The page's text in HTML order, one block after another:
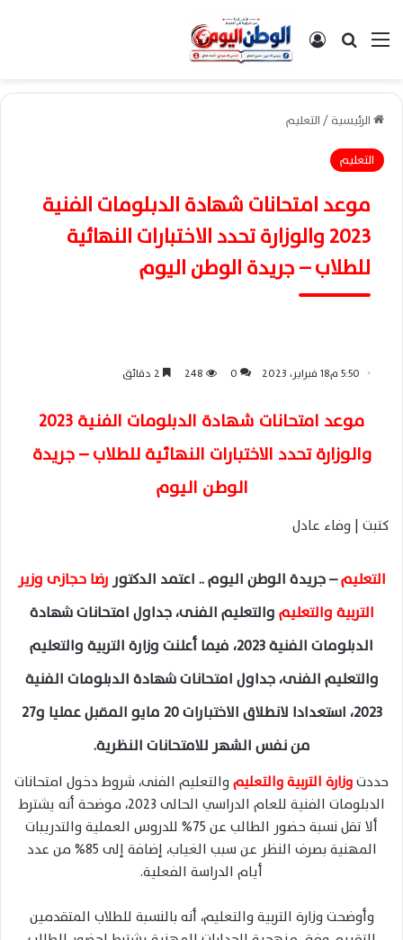
القائمةبحث عن تسجيل الدخول
الرئيسية/التعليم
التعليم
موعد امتحانات شهادة الدبلومات الفنية
2023 والوزارة تحدد الاختبارات النهائية
للطلاب – جريدة الوطن اليوم
5:50 م18 فبراير، 2023 0
248
موعد امتحانات شهادة الدبلومات الفنية 2023
والوزارة تحدد الاختبارات النهائية للطلاب – جريدة
الوطن اليوم
كتبت | وفاء عادل
التعليم– جريدة الوطن اليوم .. اعتمد الدكتور رضا حجازى وزير
التربية والتعليموالتعليم الفنى، جداول امتحانات شهادة
الدبلومات الفنية 2023، فيما أعلنت وزارة التربية والتعليم
والتعليم الفنى، جداول امتحانات شهادة الدبلومات الفنية
2023، استعدادا لانطلاق الاختبارات 20 مايو المقبل عمليا و27
من نفس الشهر للامتحانات النظرية.
حددتوزارة التربية والتعليم والتعليم الفنى، شروط دخول امتحانات
الدبلومات الفنية للعام الدراسي الحالى 2023، موضحة أنه يشترط
ألا تقل نسبة حضور الطالب عن 75% للدروس العملية والتدريبات
المهنية بصرف النظر عن سبب الغياب، إضافة إلى 85% من عدد
أيام الدراسة الفعلية.
وأوضحت وزارة التربية والتعليم، أنه بالنسبة للطلاب المتقدمين